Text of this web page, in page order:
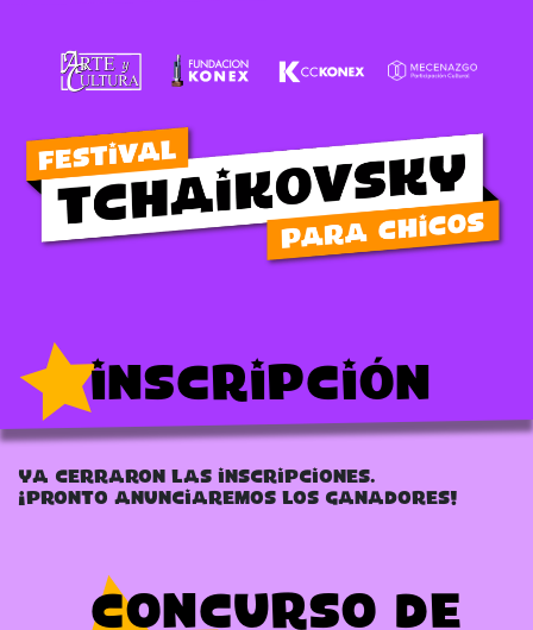
Inscripción
Ya cerraron las inscripciones.
¡Pronto anunciaremos los ganadores!
Concurso de